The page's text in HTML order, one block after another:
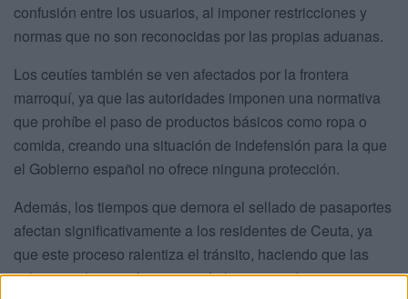
confusión entre los usuarios, al imponer restricciones y
normas que no son reconocidas por las propias aduanas.
Los ceutíes también se ven afectados por la frontera
marroquí, ya que las autoridades imponen una normativa
que prohíbe el paso de productos básicos como ropa o
comida, creando una situación de indefensión para la que
el Gobierno español no ofrece ninguna protección.
Además, los tiempos que demora el sellado de pasaportes
afectan significativamente a los residentes de Ceuta, ya
que este proceso ralentiza el tránsito, haciendo que las
colas para los ceutíes sean más largas y tediosas.